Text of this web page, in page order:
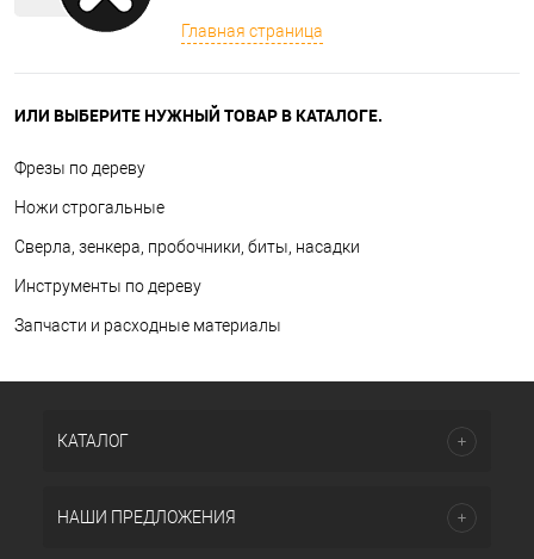
Главная страница
ИЛИ ВЫБЕРИТЕ НУЖНЫЙ ТОВАР В КАТАЛОГЕ.
Фрезы по дереву
Ножи строгальные
Сверла, зенкера, пробочники, биты, насадки
Инструменты по дереву
Запчасти и расходные материалы
КАТАЛОГ
НАШИ ПРЕДЛОЖЕНИЯ